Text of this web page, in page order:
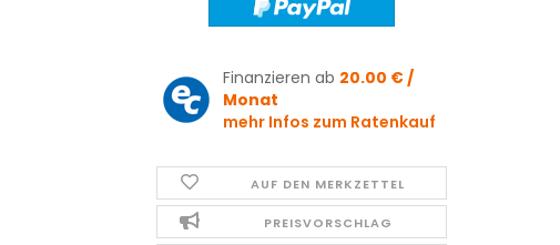
Finanzieren ab 20.00 € /
Monat
mehr Infos zum Ratenkauf
AUF DEN MERKZETTEL
PREISVORSCHLAG